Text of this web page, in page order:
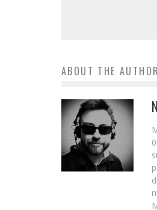
ABOUT THE AUTHOR